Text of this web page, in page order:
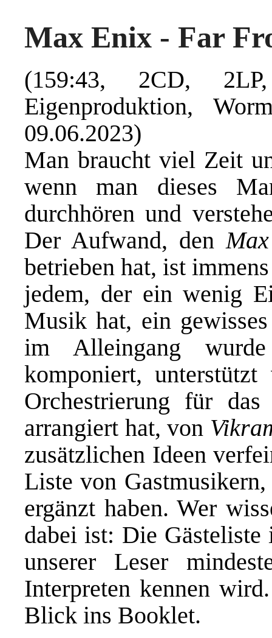
Max Enix - Far
(159:43, 2CD,
Eigenproduktion,
09.06.2023)
Man braucht viel Zeit
wenn man dieses
durchhören und
Der Aufwand, den
betrieben hat, ist
jedem, der ein wenig
Musik hat, ein
im Alleingang
komponiert,
Orchestrierung für das
arrangiert hat, von
zusätzlichen Ideen
Liste von
ergänzt haben. Wer
dabei ist: Die
unserer Leser
Interpreten kennen
Blick ins Booklet.